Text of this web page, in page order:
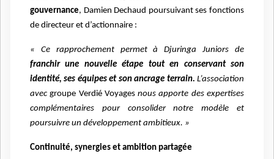
gouvernance, Damien Dechaud poursuivant ses fonctions
de directeur et d’actionnaire :
« Ce rapprochement permet à Djuringa Juniors de
franchir une nouvelle étape tout en conservant son
identité, ses équipes et son ancrage terrain. L’association
avecgroupe Verdié Voyagesnous apporte des expertises
complémentaires pour consolider notre modèle et
poursuivre un développement ambitieux. »
Continuité, synergies et ambition partagée